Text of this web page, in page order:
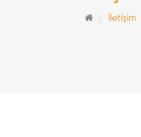
İletişim